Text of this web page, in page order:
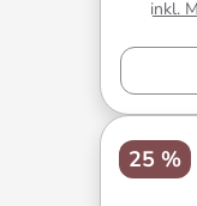
inkl.
25 %